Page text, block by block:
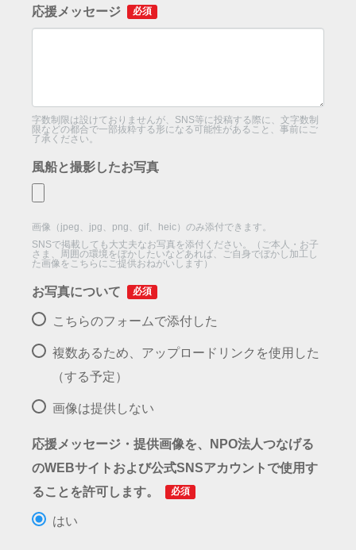
応援メッセージ 必須
字数制限は設けておりませんが、SNS等に投稿する際に、文字数制
限などの都合で一部抜粋する形になる可能性があること、事前にご
了承ください。
風船と撮影したお写真
画像（jpeg、jpg、png、gif、heic）のみ添付できます。
SNSで掲載しても大丈夫なお写真を添付ください。（ご本人・お子
さま、周囲の環境をぼかしたいなどあれば、ご自身でぼかし加工し
た画像をこちらにご提供おねがいします）
お写真について 必須
こちらのフォームで添付した
複数あるため、アップロードリンクを使用した
（する予定）
画像は提供しない
応援メッセージ・提供画像を、NPO法人つなげる
のWEBサイトおよび公式SNSアカウントで使用す
ることを許可します。
必須
はい